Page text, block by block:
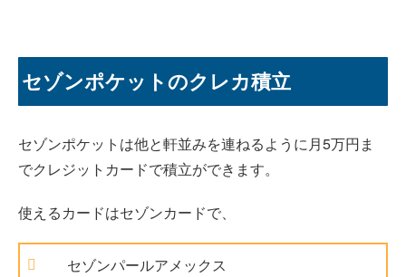
セゾンポケットのクレカ積立
セゾンポケットは他と軒並みを連ねるように月5万円ま
でクレジットカードで積立ができます。
使えるカードはセゾンカードで、
セゾンパールアメックス